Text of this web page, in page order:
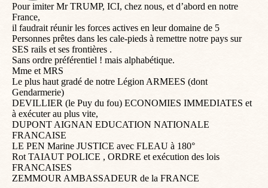
Pour imiter Mr TRUMP, ICI, chez nous, et d’abord en notre
France,
il faudrait réunir les forces actives en leur domaine de 5
Personnes prêtes dans les cale-pieds à remettre notre pays sur
SES rails et ses frontières .
Sans ordre préférentiel ! mais alphabétique.
Mme et MRS
Le plus haut gradé de notre Légion ARMEES (dont
Gendarmerie)
DEVILLIER (le Puy du fou) ECONOMIES IMMEDIATES et
à exécuter au plus vite,
DUPONT AIGNAN EDUCATION NATIONALE
FRANCAISE
LE PEN Marine JUSTICE avec FLEAU à 180°
Rot TAIAUT POLICE , ORDRE et exécution des lois
FRANCAISES
ZEMMOUR AMBASSADEUR de la FRANCE